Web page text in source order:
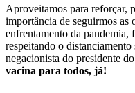
Aproveitamos para reforçar,
importância de seguirmos as
enfrentamento da pandemia,
respeitando o
negacionista do presidente
vacina para todos, já!